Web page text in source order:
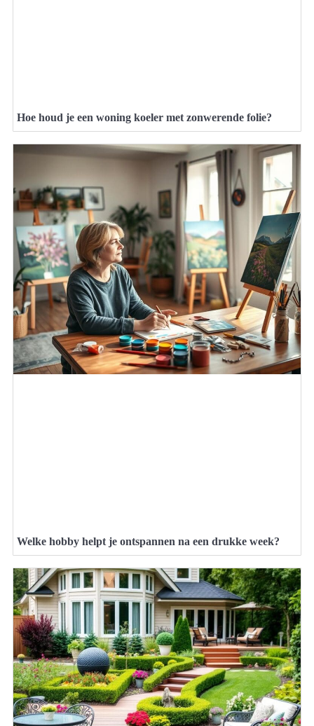
Hoe houd je een woning koeler met zonwerende folie?
Welke hobby helpt je ontspannen na een drukke week?